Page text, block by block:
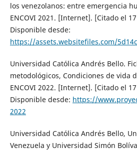
los venezolanos: entre emergencia
ENCOVI 2021. [Internet]. [Citado el
Disponible desde:
https://assets.websitefiles.com/
Universidad Católica Andrés Bello.
metodológicos, Condiciones de vida
ENCOVI 2022. [Internet]. [Citado el
Disponible desde: https://
2022
Universidad Católica Andrés Bello,
Venezuela y Universidad Simón